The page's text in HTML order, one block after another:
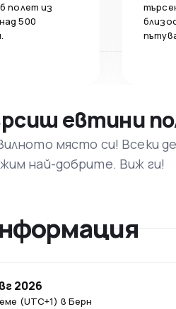
полет из
500
евтини
място си! Всеки
най-добрите. Виж ги!
(UTC+1) в Берн
2026